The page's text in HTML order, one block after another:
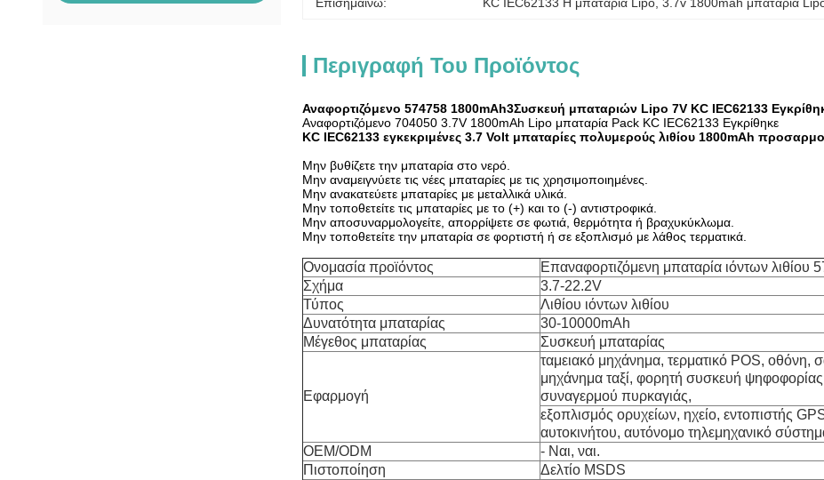
Περιγραφή Του Προϊόντος
Αναφορτιζόμενο 574758 1800mAh3Συσκευή μπαταριών Lipo 7V KC IEC62133
Αναφορτιζόμενο 704050 3.7V 1800mAh Lipo μπαταρία Pack KC IEC62133 Εγκρίθηκε
KC IEC62133 εγκεκριμένες 3.7 Volt μπαταρίες πολυμερούς λιθίου 1800mAh
Μην βυθίζετε την μπαταρία στο νερό.
Μην αναμειγνύετε τις νέες μπαταρίες με τις χρησιμοποιημένες.
Μην ανακατεύετε μπαταρίες με μεταλλικά υλικά.
Μην τοποθετείτε τις μπαταρίες με το (+) και το (-) αντιστροφικά.
Μην αποσυναρμολογείτε, απορρίψετε σε φωτιά, θερμότητα ή βραχυκύκλωμα.
Μην τοποθετείτε την μπαταρία σε φορτιστή ή σε εξοπλισμό με λάθος τερματικά.
Ονομασία προϊόντος
Επαναφορτιζόμενη μπαταρία ιόντων λιθίου
Σχήμα
3.7-22.2V
Τύπος
Λιθίου ιόντων λιθίου
Δυνατότητα μπαταρίας
30-10000mAh
Μέγεθος μπαταρίας
Συσκευή μπαταρίας
Εφαρμογή
ταμειακό μηχάνημα, τερματικό POS, οθόνη,
μηχάνημα ταξί, φορητή συσκευή
συναγερμού πυρκαγιάς,
εξοπλισμός ορυχείων, ηχείο, εντοπιστής
αυτοκινήτου, αυτόνομο τηλεμηχανικό
OEM/ODM
- Ναι, ναι.
Πιστοποίηση
Δελτίο MSDS